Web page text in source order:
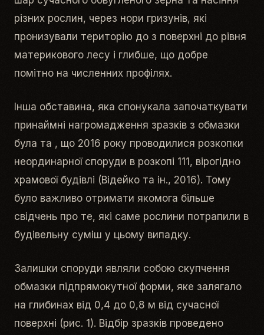
різних рослин, через нори гризунів, які
пронизували територію до з поверхні до рівня
материкового лесу і глибше, що добре
помітно на численних профілях.
Інша обставина, яка спонукала започаткувати
принаймні нагромадження зразків з обмазки
була та , що 2016 року проводилися розкопки
неординарної споруди в розкопі 111, вірогідно
храмової будівлі (Відейко та ін., 2016). Тому
було важливо отримати якомога більше
свідчень про те, які саме рослини потрапили в
будівельну суміш у цьому випадку.
Залишки споруди являли собою скупчення
обмазки підпрямокутної форми, яке залягало
на глибинах від 0,4 до 0,8 м від сучасної
поверхні (рис. 1). Відбір зразків проведено